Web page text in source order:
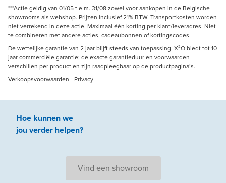
***Actie geldig van 01/05 t.e.m. 31/08 zowel voor aankopen in de Belgische
showrooms als webshop. Prijzen inclusief 21% BTW. Transportkosten worden
niet verrekend in deze actie. Maximaal één korting per klant/leveradres. Niet
te combineren met andere acties, cadeaubonnen of kortingscodes.
De wettelijke garantie van 2 jaar blijft steeds van toepassing. X²O biedt tot 10
jaar commerciële garantie; de exacte garantieduur en voorwaarden
verschillen per product en zijn raadpleegbaar op de productpagina’s.
Verkoopsvoorwaarden - Privacy
Hoe kunnen we
jouverder helpen?
Vind een showroom